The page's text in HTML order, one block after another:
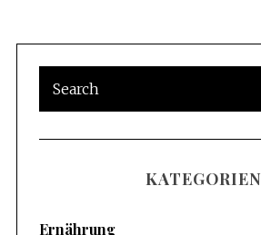
KATEGORIEN
Ernährung